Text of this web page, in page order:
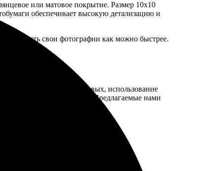
или матовое покрытие. Размер 10х10
обеспечивает высокую детализацию и
получить свои фотографии как можно быстрее.
печати. Во-первых, использование
каждой распечатки. Предлагаемые нами